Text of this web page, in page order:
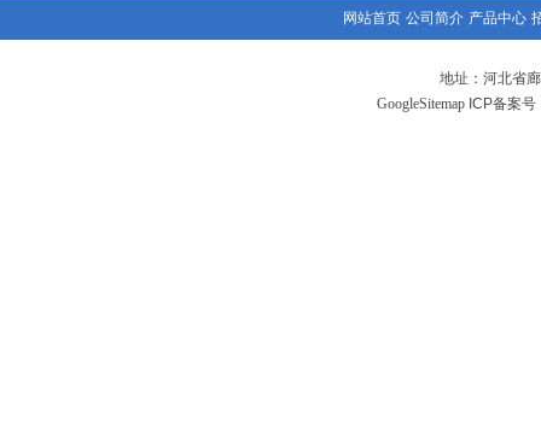
网站首页 公司简介 产品中心
地址：河北省
GoogleSitemap ICP备案号